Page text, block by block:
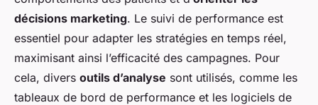
décisions marketing. Le suivi de performance est
essentiel pour adapter les stratégies en temps réel,
maximisant ainsi l’efficacité des campagnes. Pour
cela, divers outils d’analyse sont utilisés, comme les
tableaux de bord de performance et les logiciels de